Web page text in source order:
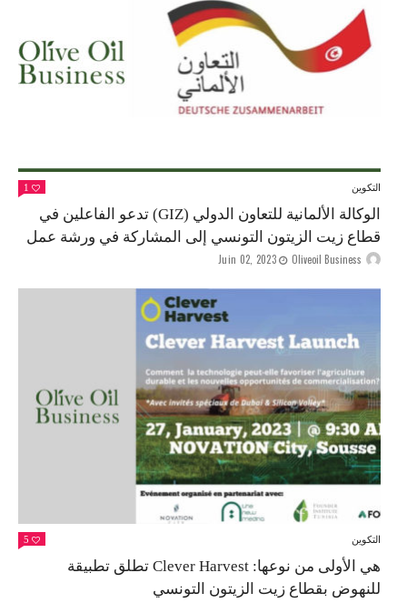
التكوين 1
الوكالة الألمانية للتعاون الدولي (GIZ) تدعو الفاعلين في
قطاع زيت الزيتون التونسي إلى المشاركة في ورشة عمل
Oliveoil Business
Juin 02, 2023
التكوين 5
هي الأولى من نوعها: Clever Harvest تطلق تطبيقة
للنهوض بقطاع زيت الزيتون التونسي